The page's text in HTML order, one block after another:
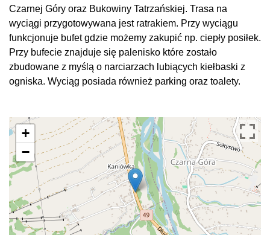
Czarnej Góry oraz Bukowiny Tatrzańskiej. Trasa na
wyciągi przygotowywana jest ratrakiem. Przy wyciągu
funkcjonuje bufet gdzie możemy zakupić np. ciepły posiłek.
Przy bufecie znajduje się palenisko które zostało
zbudowane z myślą o narciarzach lubiących kiełbaski z
ogniska. Wyciąg posiada również parking oraz toalety.
+
−